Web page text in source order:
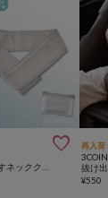
 再入荷
抜け
¥550